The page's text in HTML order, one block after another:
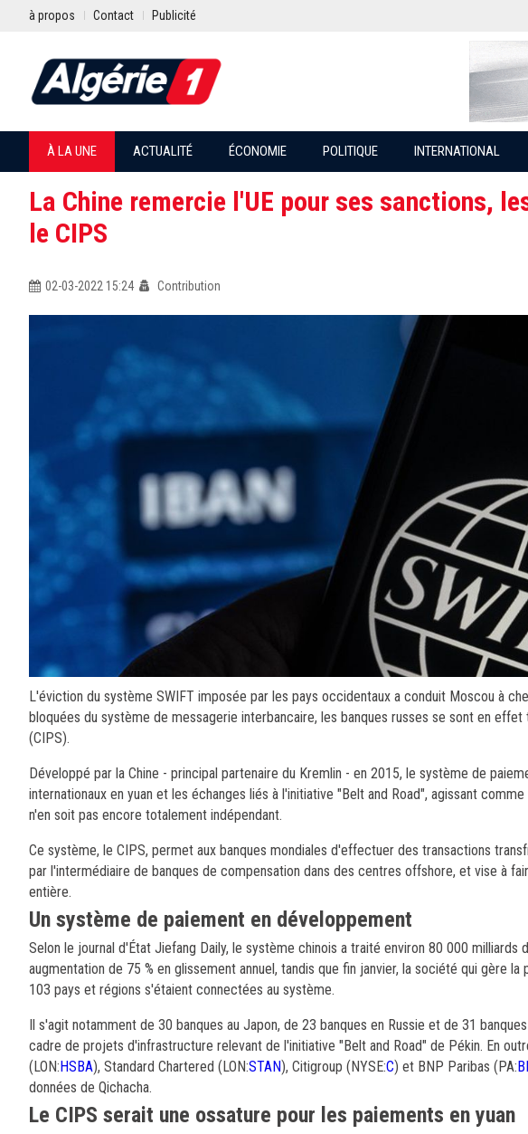
à propos Contact Publicité
À LA UNE ACTUALITÉ ÉCONOMIE POLITIQUE INTERNATIONAL
La Chine remercie l'UE pour ses sanctions,
le CIPS
02-03-2022 15:24 Contribution
L'éviction du système SWIFT imposée par les pays occidentaux a conduit Moscou à
bloquées du système de messagerie interbancaire, les banques russes se sont en
(CIPS).
Développé par la Chine - principal partenaire du Kremlin - en 2015, le système de
internationaux en yuan et les échanges liés à l'initiative "Belt and Road", agissant
n'en soit pas encore totalement indépendant.
Ce système, le CIPS, permet aux banques mondiales d'effectuer des transactions
par l'intermédiaire de banques de compensation dans des centres offshore, et vise à
entière.
Un système de paiement en développement
Selon le journal d'État Jiefang Daily, le système chinois a traité environ 80 000 milliards
augmentation de 75 % en glissement annuel, tandis que fin janvier, la société qui gère
103 pays et régions s'étaient connectées au système.
Il s'agit notamment de 30 banques au Japon, de 23 banques en Russie et de 31
cadre de projets d'infrastructure relevant de l'initiative "Belt and Road" de Pékin. En
(LON:HSBA), Standard Chartered (LON:STAN), Citigroup (NYSE:C) et BNP Paribas (PA:
données de Qichacha.
Le CIPS serait une ossature pour les paiements en yuan